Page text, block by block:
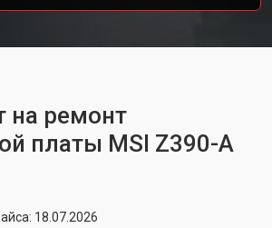
на ремонт
платы MSI Z390-A
18.07.2026